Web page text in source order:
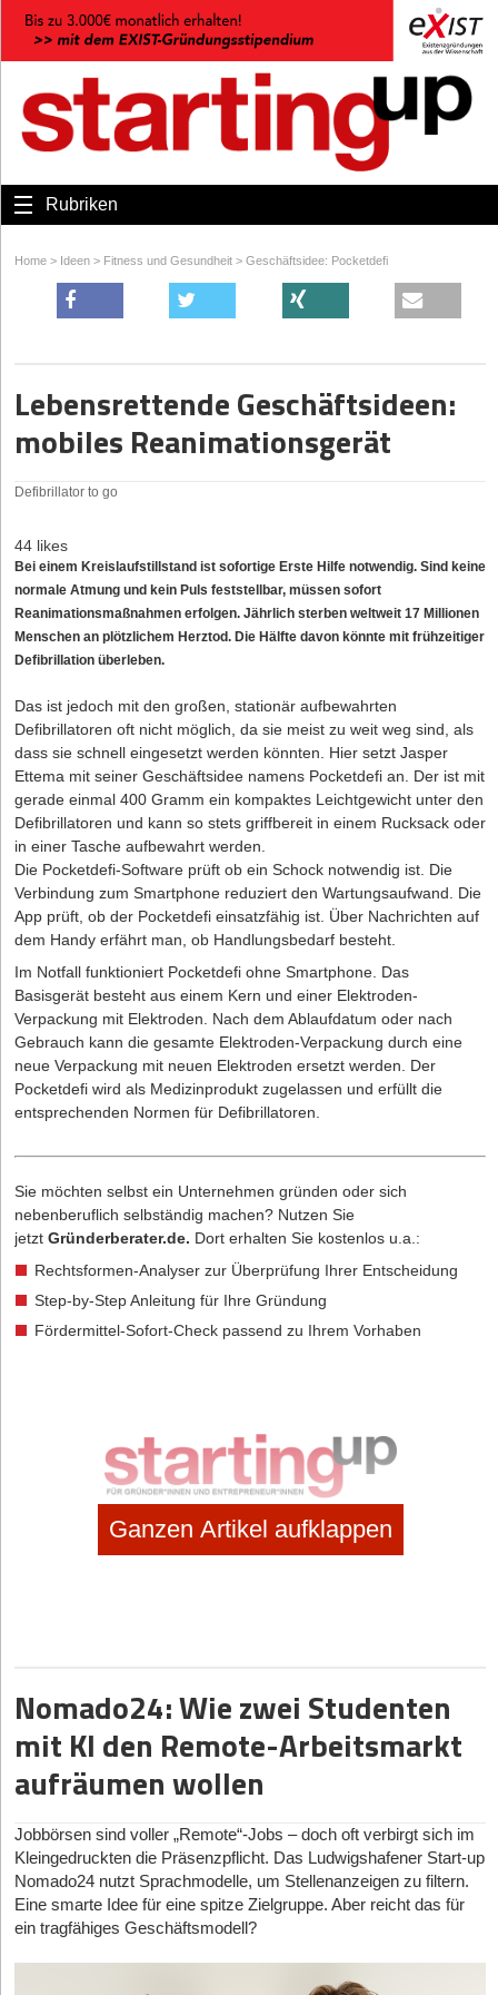
Rubriken
Home > Ideen > Fitness und Gesundheit > Geschäftsidee: Pocketdefi
Lebensrettende Geschäftsideen:
mobiles Reanimationsgerät
Defibrillator to go
44 likes
Bei einem Kreislaufstillstand ist sofortige Erste Hilfe notwendig. Sind keine
normale Atmung und kein Puls feststellbar, müssen sofort
Reanimationsmaßnahmen erfolgen. Jährlich sterben weltweit 17 Millionen
Menschen an plötzlichem Herztod. Die Hälfte davon könnte mit frühzeitiger
Defibrillation überleben.
Das ist jedoch mit den großen, stationär aufbewahrten
Defibrillatoren oft nicht möglich, da sie meist zu weit weg sind, als
dass sie schnell eingesetzt werden könnten. Hier setzt Jasper
Ettema mit seiner Geschäftsidee namens Pocketdefi an. Der ist mit
gerade einmal 400 Gramm ein kompaktes Leichtgewicht unter den
Defibrillatoren und kann so stets griffbereit in einem Rucksack oder
in einer Tasche aufbewahrt werden.
Die Pocketdefi-Software prüft ob ein Schock notwendig ist. Die
Verbindung zum Smartphone reduziert den Wartungsaufwand. Die
App prüft, ob der Pocketdefi einsatzfähig ist. Über Nachrichten auf
dem Handy erfährt man, ob Handlungsbedarf besteht.
Im Notfall funktioniert Pocketdefi ohne Smartphone. Das
Basisgerät besteht aus einem Kern und einer Elektroden-
Verpackung mit Elektroden. Nach dem Ablaufdatum oder nach
Gebrauch kann die gesamte Elektroden-Verpackung durch eine
neue Verpackung mit neuen Elektroden ersetzt werden. Der
Pocketdefi wird als Medizinprodukt zugelassen und erfüllt die
entsprechenden Normen für Defibrillatoren.
Sie möchten selbst ein Unternehmen gründen oder sich
nebenberuflich selbständig machen? Nutzen Sie
jetzt Gründerberater.de. Dort erhalten Sie kostenlos u.a.:
Rechtsformen-Analyser zur Überprüfung Ihrer Entscheidung
Step-by-Step Anleitung für Ihre Gründung
Fördermittel-Sofort-Check passend zu Ihrem Vorhaben
Dann melden Sie sich kostenlos für unserenNewsletteran, um
exklusive Inhalte zu erhalten.
Ganzen Artikel aufklappen
Nomado24: Wie zwei Studenten
mit KI den Remote-Arbeitsmarkt
aufräumen wollen
Jobbörsen sind voller „Remote“-Jobs – doch oft verbirgt sich im
Kleingedruckten die Präsenzpflicht. Das Ludwigshafener Start-up
Nomado24 nutzt Sprachmodelle, um Stellenanzeigen zu filtern.
Eine smarte Idee für eine spitze Zielgruppe. Aber reicht das für
ein tragfähiges Geschäftsmodell?